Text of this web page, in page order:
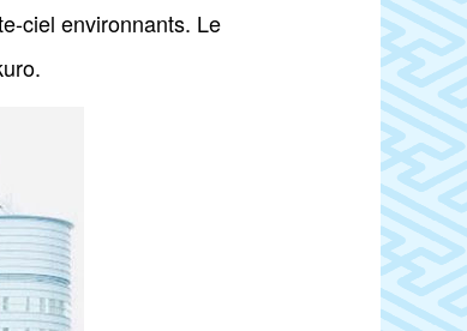
ciel environnants. Le